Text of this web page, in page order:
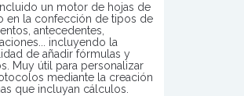
un motor de hojas de
en la confección de tipos de
antecedentes,
incluyendo la
de añadir fórmulas y
Muy útil para personalizar
mediante la creación
que incluyan cálculos.